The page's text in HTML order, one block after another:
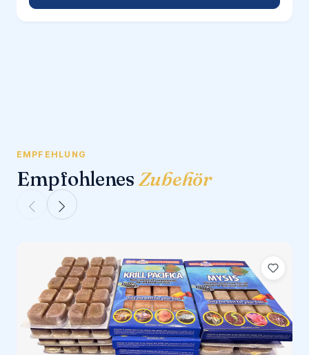
EMPFEHLUNG
Empfohlenes Zubehör